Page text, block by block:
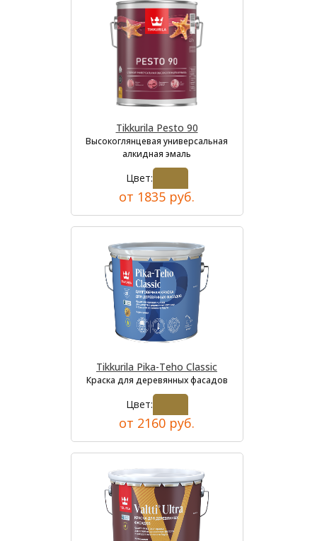
Tikkurila Pesto 90
Высокоглянцевая универсальная
алкидная эмаль
Цвет:
от 1835 руб.
Tikkurila Pika-Teho Classic
Краска для деревянных фасадов
Цвет:
от 2160 руб.